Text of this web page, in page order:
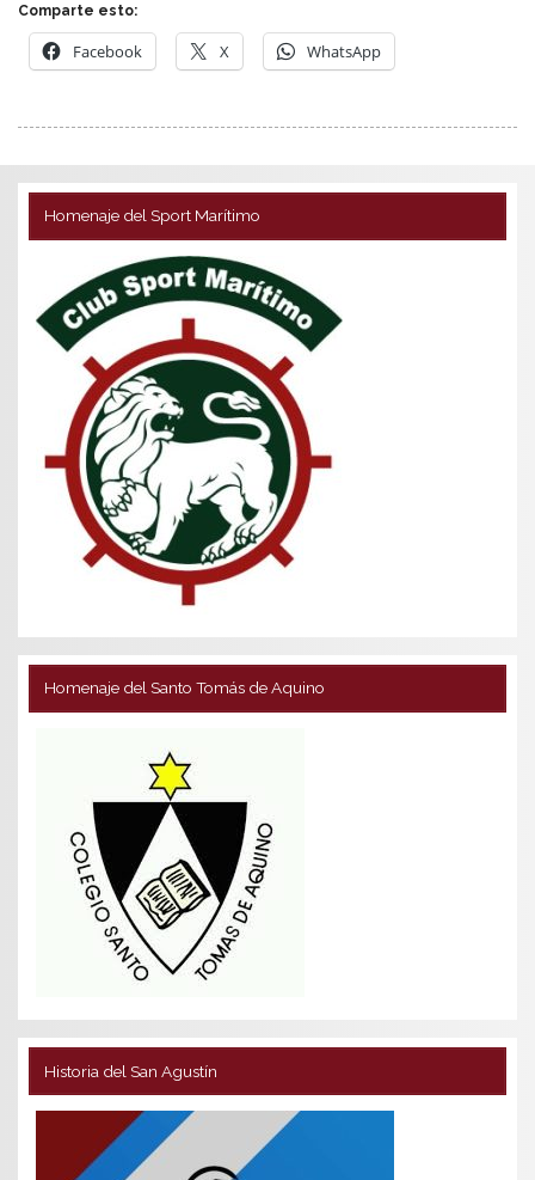
Comparte esto:
Facebook X WhatsApp
Homenaje del Sport Marítimo
Homenaje del Santo Tomás de Aquino
Historia del San Agustín